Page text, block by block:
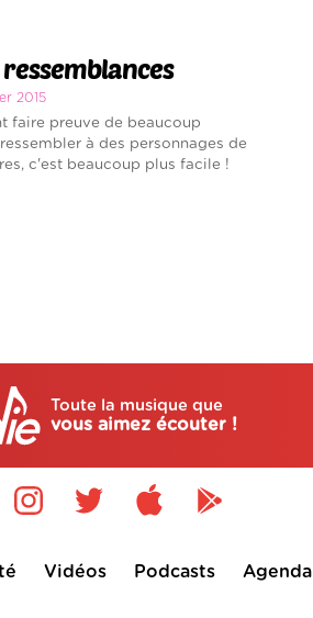
2015
faire preuve de beaucoup
à des personnages de
c'est beaucoup plus facile !
Toute la musique que
vous aimez écouter !
Vidéos Podcasts Agenda